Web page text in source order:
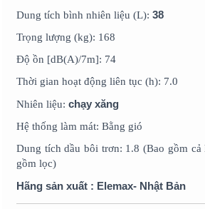
Dung tích bình nhiên liệu (L): 38
Trọng lượng (kg): 168
Độ ồn [dB(A)/7m]: 74
Thời gian hoạt động liên tục (h): 7.0
Nhiên liệu: chạy xăng
Hệ thống làm mát: Bằng gió
Dung tích dầu bôi trơn: 1.8 (Bao gồm
gồm lọc)
Hãng sản xuất : Elemax- Nhật Bản